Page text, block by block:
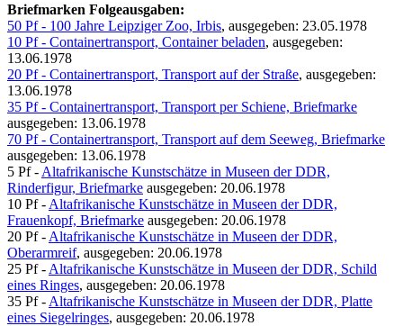
Briefmarken Folgeausgaben:
50 Pf - 100 Jahre Leipziger Zoo, Irbis, ausgegeben: 23.05.1978
10 Pf - Containertransport, Container beladen, ausgegeben:
13.06.1978
20 Pf - Containertransport, Transport auf der Straße, ausgegeben:
13.06.1978
35 Pf - Containertransport, Transport per Schiene, Briefmarke
ausgegeben: 13.06.1978
70 Pf - Containertransport, Transport auf dem Seeweg, Briefmarke
ausgegeben: 13.06.1978
5 Pf - Altafrikanische Kunstschätze in Museen der DDR,
Rinderfigur, Briefmarke ausgegeben: 20.06.1978
10 Pf - Altafrikanische Kunstschätze in Museen der DDR,
Frauenkopf, Briefmarke ausgegeben: 20.06.1978
20 Pf - Altafrikanische Kunstschätze in Museen der DDR,
Oberarmreif, ausgegeben: 20.06.1978
25 Pf - Altafrikanische Kunstschätze in Museen der DDR, Schild
eines Ringes, ausgegeben: 20.06.1978
35 Pf - Altafrikanische Kunstschätze in Museen der DDR, Platte
eines Siegelringes, ausgegeben: 20.06.1978